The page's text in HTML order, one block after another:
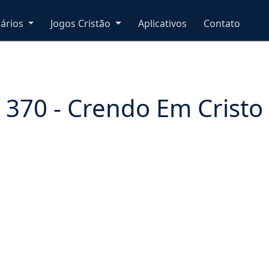
Jogos Cristão Aplicativos Contato
370 - Crendo Em Cristo